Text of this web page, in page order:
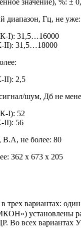
диапазон, Гц, не уже:
I): 31,5…16000
II): 31,5…18000
II): 2,5
шум, Дб не
I): 52
II): 56
В.А, не более: 80
362 х 673 х 205
в трех вариантах:
установлены
Во всех